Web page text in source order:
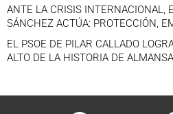
ANTE LA CRISIS INTERNACIONAL,
SÁNCHEZ ACTÚA: PROTECCIÓN,
EL PSOE DE PILAR CALLADO
ALTO DE LA HISTORIA DE ALMANSA